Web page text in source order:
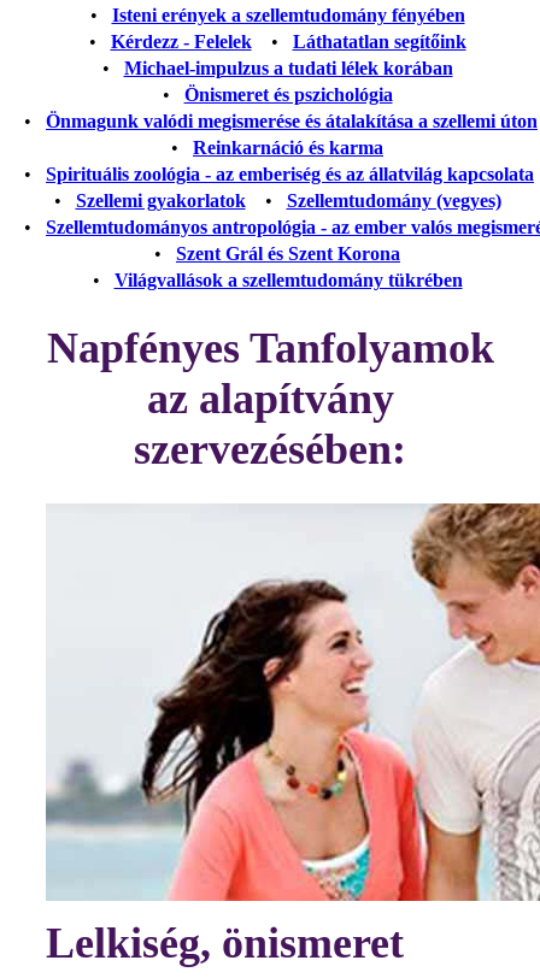
• Isteni erények a szellemtudomány fényében
• Kérdezz - Felelek• Láthatatlan segítőink
• Michael-impulzus a tudati lélek korában
• Önismeret és pszichológia
• Önmagunk valódi megismerése és átalakítása a szellemi úton
• Reinkarnáció és karma
• Spirituális zoológia - az emberiség és az állatvilág kapcsolata
• Szellemi gyakorlatok• Szellemtudomány (vegyes)
• Szellemtudományos antropológia - az ember valós
• Szent Grál és Szent Korona
• Világvallások a szellemtudomány tükrében
Napfényes Tanfolyamok
az alapítvány
szervezésében:
Lelkiség, önismeret